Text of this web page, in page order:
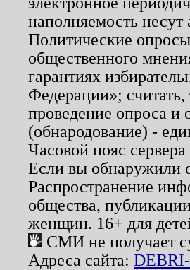
наполняемость несут
Политические
общественного
гарантиях
Федерации»;
проведение опроса
(обнародование) -
Часовой пояс
Если вы обнаружили
Распространение
общества,
женщин. 16+ для
СМИ не получает
Адреса сайта: